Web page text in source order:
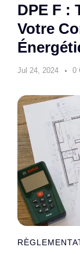
DPE F :
Votre
Jul 24, 2024 0